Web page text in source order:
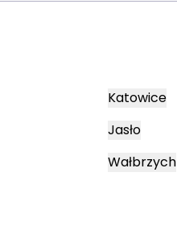
Katowice
Jasło
Wałbrzych